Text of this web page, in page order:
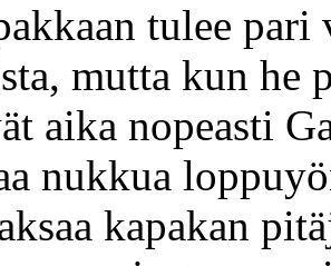
tulee pari
mutta kun he
aika nopeasti
nukkua
kapakan